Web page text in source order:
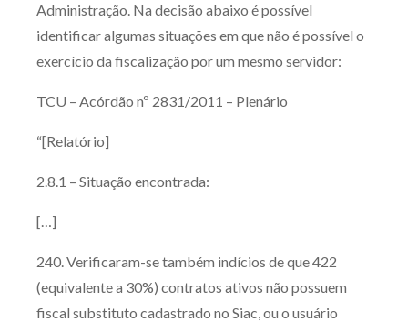
Administração. Na decisão abaixo é possível
identificar algumas situações em que não é possível o
exercício da fiscalização por um mesmo servidor:
TCU – Acórdão nº 2831/2011 – Plenário
“[Relatório]
2.8.1 – Situação encontrada:
[…]
240. Verificaram-se também indícios de que 422
(equivalente a 30%) contratos ativos não possuem
fiscal substituto cadastrado no Siac, ou o usuário